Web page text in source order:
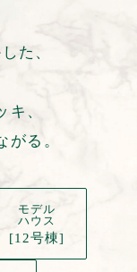
た、
キ、
る。
モデル
ハウス
[12号棟]